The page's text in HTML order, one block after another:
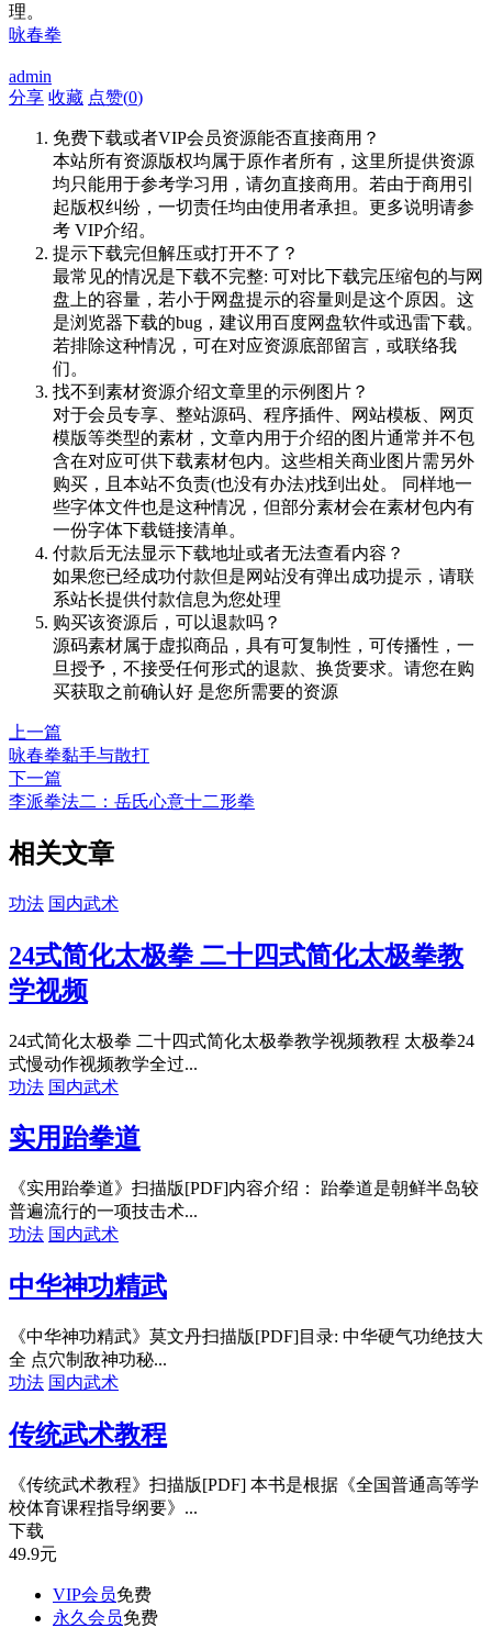
理。
咏春拳
admin
分享 收藏 点赞(0)
免费下载或者VIP会员资源能否直接商用？
本站所有资源版权均属于原作者所有，这里所提供资源
均只能用于参考学习用，请勿直接商用。若由于商用引
起版权纠纷，一切责任均由使用者承担。更多说明请参
考 VIP介绍。
提示下载完但解压或打开不了？
最常见的情况是下载不完整: 可对比下载完压缩包的与网
盘上的容量，若小于网盘提示的容量则是这个原因。这
是浏览器下载的bug，建议用百度网盘软件或迅雷下载。
若排除这种情况，可在对应资源底部留言，或联络我
们。
找不到素材资源介绍文章里的示例图片？
对于会员专享、整站源码、程序插件、网站模板、网页
模版等类型的素材，文章内用于介绍的图片通常并不包
含在对应可供下载素材包内。这些相关商业图片需另外
购买，且本站不负责(也没有办法)找到出处。 同样地一
些字体文件也是这种情况，但部分素材会在素材包内有
一份字体下载链接清单。
付款后无法显示下载地址或者无法查看内容？
如果您已经成功付款但是网站没有弹出成功提示，请联
系站长提供付款信息为您处理
购买该资源后，可以退款吗？
源码素材属于虚拟商品，具有可复制性，可传播性，一
旦授予，不接受任何形式的退款、换货要求。请您在购
买获取之前确认好 是您所需要的资源
上一篇
咏春拳黏手与散打
下一篇
李派拳法二：岳氏心意十二形拳
相关文章
功法 国内武术
24式简化太极拳 二十四式简化太极拳教
学视频
24式简化太极拳 二十四式简化太极拳教学视频教程 太极拳24
式慢动作视频教学全过...
功法 国内武术
实用跆拳道
《实用跆拳道》扫描版[PDF]内容介绍： 跆拳道是朝鲜半岛较
普遍流行的一项技击术...
功法 国内武术
中华神功精武
《中华神功精武》莫文丹扫描版[PDF]目录: 中华硬气功绝技大
全 点穴制敌神功秘...
功法 国内武术
传统武术教程
《传统武术教程》扫描版[PDF] 本书是根据《全国普通高等学
校体育课程指导纲要》...
下载
49.9元
VIP会员免费
永久会员免费